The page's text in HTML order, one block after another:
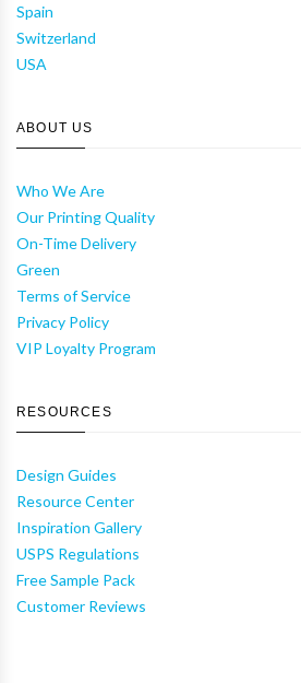
Spain
Switzerland
USA
ABOUT US
Who We Are
Our Printing Quality
On-Time Delivery
Green
Terms of Service
Privacy Policy
VIP Loyalty Program
RESOURCES
Design Guides
Resource Center
Inspiration Gallery
USPS Regulations
Free Sample Pack
Customer Reviews